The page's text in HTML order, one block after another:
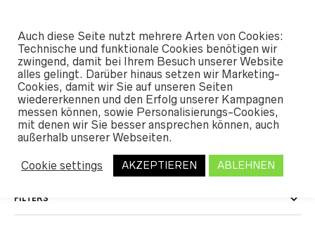
START/ PRODUKT FARBE / THISTLE DAISY
Thistle Daisy
FILTERS
Auch diese Seite nutzt mehrere Arten von Cookies:
Technische und funktionale Cookies benötigen wir
zwingend, damit bei Ihrem Besuch unserer Website
alles gelingt. Darüber hinaus setzen wir Marketing-
Cookies, damit wir Sie auf unseren Seiten
wiedererkennen und den Erfolg unserer Kampagnen
messen können, sowie Personalisierungs-Cookies,
mit denen wir Sie besser ansprechen können, auch
außerhalb unserer Webseiten.
Cookie settings AKZEPTIEREN ABLEHNEN